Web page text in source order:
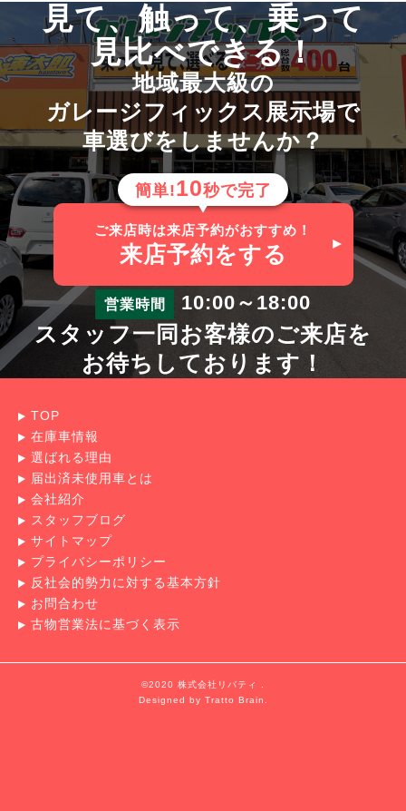
見て、触って、乗って
見比べできる！
地域最大級の
ガレージフィックス展示場で
車選びをしませんか？
簡単!10秒で完了
ご来店時は来店予約がおすすめ！
来店予約をする
営業時間 10:00～18:00
スタッフ一同お客様のご来店を
お待ちしております！
TOP
在庫車情報
選ばれる理由
届出済未使用車とは
会社紹介
スタッフブログ
サイトマップ
プライバシーポリシー
反社会的勢力に対する基本方針
お問合わせ
古物営業法に基づく表示
©2020 株式会社リバティ .
Designed by Tratto Brain